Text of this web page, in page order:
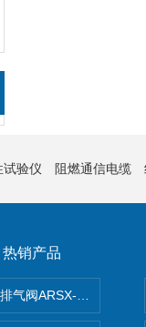
试验仪 阻燃通信电缆
热销产品
气阀ARSX-0015/